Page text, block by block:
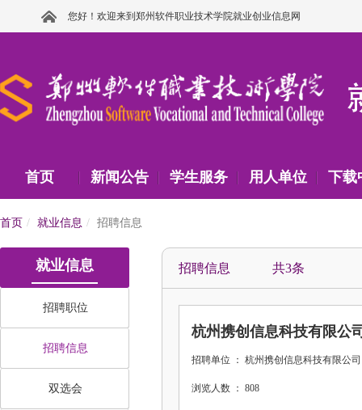
您好！欢迎来到郑州软件职业技术学院就业创业信息网
首页 新闻公告 学生服务 用人单位 下载
首页 就业信息 招聘信息
就业信息
招聘职位
招聘信息
双选会
招聘信息 共3条
杭州携创信息科技有限公
招聘单位 ： 杭州携创信息科技有限公司
浏览人数 ： 808